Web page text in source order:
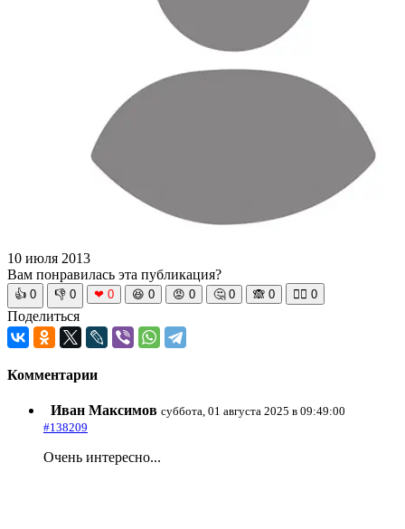
10 июля 2013
Вам понравилась эта публикация?
👍 0 👎 0 ❤ 0 😆 0 😡 0 🤔 0 🙈 0 🧘‍♀️ 0
Поделиться
Комментарии
Иван Максимов суббота, 01 августа 2025 в 09:49:00
#138209
Очень интересно...